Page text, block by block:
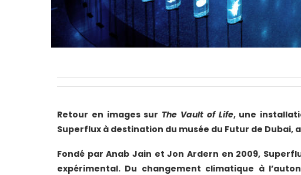
Retour en images sur The Vault of Life, une
Superflux à destination du musée du Futur de Dubai,
Fondé par Anab Jain et Jon Ardern en 2009,
expérimental. Du changement climatique à